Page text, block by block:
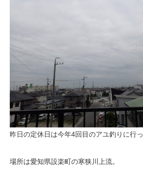
昨日の定休日は今年4回目のアユ釣りに行っ
場所は愛知県設楽町の寒狭川上流。